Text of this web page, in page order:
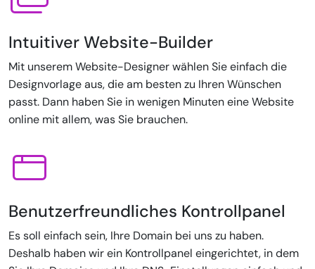
Intuitiver Website-Builder
Mit unserem Website-Designer wählen Sie einfach die
Designvorlage aus, die am besten zu Ihren Wünschen
passt. Dann haben Sie in wenigen Minuten eine Website
online mit allem, was Sie brauchen.
Benutzerfreundliches Kontrollpanel
Es soll einfach sein, Ihre Domain bei uns zu haben.
Deshalb haben wir ein Kontrollpanel eingerichtet, in dem